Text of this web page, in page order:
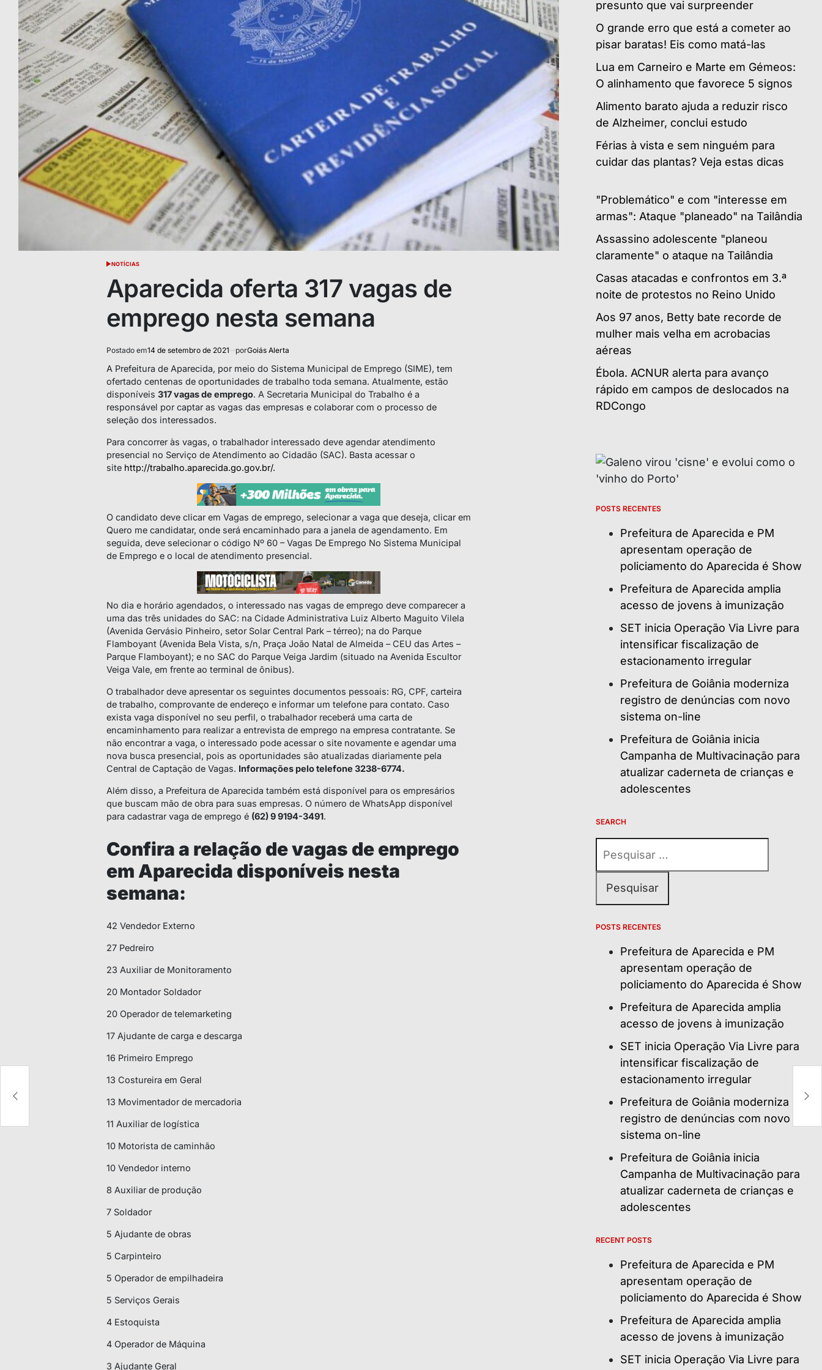
POSTED
NOTÍCIAS
Aparecida oferta 317 vagas de
emprego nesta semana
Postado em14 de setembro de 2021 porGoiás Alerta
A Prefeitura de Aparecida, por meio do Sistema Municipal de Emprego (SIME), tem
ofertado centenas de oportunidades de trabalho toda semana. Atualmente, estão
disponíveis 317 vagas de emprego. A Secretaria Municipal do Trabalho é a
responsável por captar as vagas das empresas e colaborar com o processo de
seleção dos interessados.
Para concorrer às vagas, o trabalhador interessado deve agendar atendimento
presencial no Serviço de Atendimento ao Cidadão (SAC). Basta acessar o
site http://trabalho.aparecida.go.gov.br/.
O candidato deve clicar em Vagas de emprego, selecionar a vaga que deseja, clicar em
Quero me candidatar, onde será encaminhado para a janela de agendamento. Em
seguida, deve selecionar o código Nº 60 – Vagas De Emprego No Sistema Municipal
de Emprego e o local de atendimento presencial.
No dia e horário agendados, o interessado nas vagas de emprego deve comparecer a
uma das três unidades do SAC: na Cidade Administrativa Luiz Alberto Maguito Vilela
(Avenida Gervásio Pinheiro, setor Solar Central Park – térreo); na do Parque
Flamboyant (Avenida Bela Vista, s/n, Praça João Natal de Almeida – CEU das Artes –
Parque Flamboyant); e no SAC do Parque Veiga Jardim (situado na Avenida Escultor
Veiga Vale, em frente ao terminal de ônibus).
O trabalhador deve apresentar os seguintes documentos pessoais: RG, CPF, carteira
de trabalho, comprovante de endereço e informar um telefone para contato. Caso
exista vaga disponível no seu perfil, o trabalhador receberá uma carta de
encaminhamento para realizar a entrevista de emprego na empresa contratante. Se
não encontrar a vaga, o interessado pode acessar o site novamente e agendar uma
nova busca presencial, pois as oportunidades são atualizadas diariamente pela
Central de Captação de Vagas. Informações pelo telefone 3238-6774.
Além disso, a Prefeitura de Aparecida também está disponível para os empresários
que buscam mão de obra para suas empresas. O número de WhatsApp disponível
para cadastrar vaga de emprego é (62) 9 9194-3491.
Confira a relação de vagas de emprego
em Aparecida disponíveis nesta
semana:
42 Vendedor Externo
27 Pedreiro
23 Auxiliar de Monitoramento
20 Montador Soldador
20 Operador de telemarketing
17 Ajudante de carga e descarga
16 Primeiro Emprego
13 Costureira em Geral
13 Movimentador de mercadoria
11 Auxiliar de logística
10 Motorista de caminhão
10 Vendedor interno
8 Auxiliar de produção
7 Soldador
5 Ajudante de obras
5 Carpinteiro
5 Operador de empilhadeira
5 Serviços Gerais
4 Estoquista
4 Operador de Máquina
3 Ajudante Geral
presunto que vai surpreender
O grande erro que está a cometer ao
pisar baratas! Eis como matá-las
Lua em Carneiro e Marte em Gémeos:
O alinhamento que favorece 5 signos
Alimento barato ajuda a reduzir risco
de Alzheimer, conclui estudo
Férias à vista e sem ninguém para
cuidar das plantas? Veja estas dicas
"Problemático" e com "interesse em
armas": Ataque "planeado" na Tailândia
Assassino adolescente "planeou
claramente" o ataque na Tailândia
Casas atacadas e confrontos em 3.ª
noite de protestos no Reino Unido
Aos 97 anos, Betty bate recorde de
mulher mais velha em acrobacias
aéreas
Ébola. ACNUR alerta para avanço
rápido em campos de deslocados na
RDCongo
POSTS RECENTES
Prefeitura de Aparecida e PM
apresentam operação de
policiamento do Aparecida é Show
Prefeitura de Aparecida amplia
acesso de jovens à imunização
SET inicia Operação Via Livre para
intensificar fiscalização de
estacionamento irregular
Prefeitura de Goiânia moderniza
registro de denúncias com novo
sistema on-line
Prefeitura de Goiânia inicia
Campanha de Multivacinação para
atualizar caderneta de crianças e
adolescentes
SEARCH
por:
POSTS RECENTES
Prefeitura de Aparecida e PM
apresentam operação de
policiamento do Aparecida é Show
Prefeitura de Aparecida amplia
acesso de jovens à imunização
SET inicia Operação Via Livre para
intensificar fiscalização de
estacionamento irregular
Prefeitura de Goiânia moderniza
registro de denúncias com novo
sistema on-line
Prefeitura de Goiânia inicia
Campanha de Multivacinação para
atualizar caderneta de crianças e
adolescentes
RECENT POSTS
Prefeitura de Aparecida e PM
apresentam operação de
policiamento do Aparecida é Show
Prefeitura de Aparecida amplia
acesso de jovens à imunização
SET inicia Operação Via Livre para